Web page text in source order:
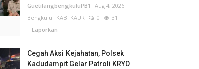
GuetilangbengkuluPB1
Aug 4, 2026
Bengkulu
KAB. KAUR 0
31
Laporkan
Cegah Aksi Kejahatan, Polsek
Kadudampit Gelar Patroli KRYD